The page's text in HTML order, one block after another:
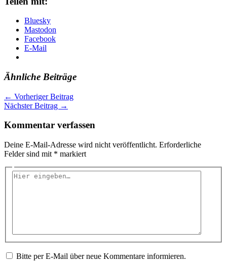
Bluesky
Mastodon
Facebook
E-Mail
Ähnliche Beiträge
← Vorheriger Beitrag
Nächster Beitrag →
Kommentar verfassen
Deine E-Mail-Adresse wird nicht veröffentlicht. Erforderliche
Felder sind mit * markiert
Hier
Bitte per E-Mail über neue Kommentare informieren.